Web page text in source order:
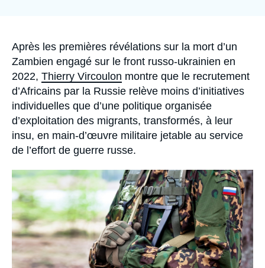
Accroche
Après les premières révélations sur la mort d’un
Zambien engagé sur le front russo-ukrainien en
2022, Thierry Vircoulon montre que le recrutement
d’Africains par la Russie relève moins d’initiatives
individuelles que d’une politique organisée
d’exploitation des migrants, transformés, à leur
insu, en main-d’œuvre militaire jetable au service
de l’effort de guerre russe.
Image
principale
médiatique